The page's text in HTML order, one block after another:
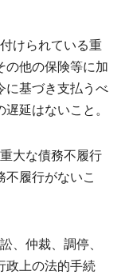
けられている重
の他の保険等に加
に基づき支払うべ
延はないこと。
大な債務不履行
不履行がないこ
、仲裁、調停、
政上の法的手続